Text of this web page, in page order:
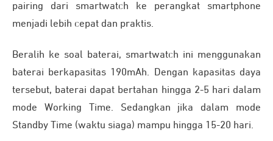
pairing dari smartwatch ke perangkat smartphone
menjadi lebih cepat dan praktis.
Beralih ke soal baterai, smartwatch ini menggunakan
baterai berkapasitas 190mAh. Dengan kapasitas daya
tersebut, baterai dapat bertahan hingga 2-5 hari dalam
mode Working Time. Sedangkan jika dalam mode
Standby Time (waktu siaga) mampu hingga 15-20 hari.